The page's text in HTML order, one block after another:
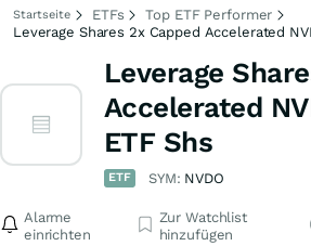
Startseite ETFs
Top ETF Performer
Leverage Shares 2x Capped Accelerated
Leverage
Accelerated
ETF Shs
ETF SYM: NVDO
Alarme
einrichten
Zur Watchlist
hinzufügen